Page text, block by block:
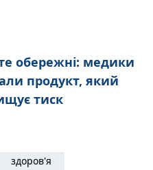
обережні: медики
продукт, який
тиск
здоров'я